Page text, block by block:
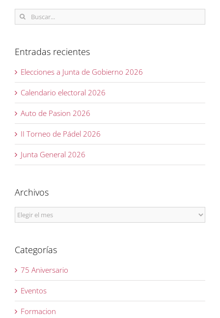
Buscar:
Entradas recientes
Elecciones a Junta de Gobierno 2026
Calendario electoral 2026
Auto de Pasion 2026
II Torneo de Pádel 2026
Junta General 2026
Archivos
Archivos
Categorías
75 Aniversario
Eventos
Formacion